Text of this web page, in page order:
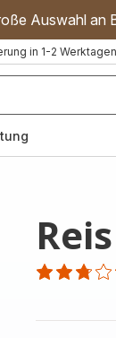
Auswahl an
in 1-2 Werktagen
Reis